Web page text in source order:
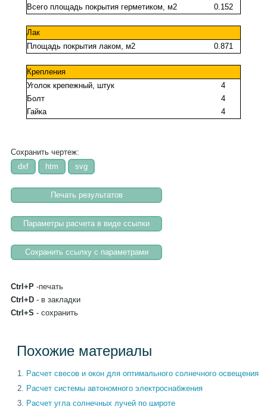
Всего площадь покрытия герметиком, м2
0.152
Лак
Площадь покрытия лаком, м2
0.871
Крепления
Уголок крепежный, штук
4
Болт
4
Гайка
4
Сохранить чертеж:
Ctrl+P -печать
Ctrl+D - в закладки
Ctrl+S - сохранить
Похожие материалы
Расчет свесов и окон для оптимального солнечного освещения
Расчет системы автономного электроснабжения
Расчет угла солнечных лучей по широте